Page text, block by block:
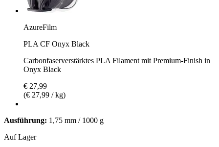
AzureFilm
PLA CF Onyx Black
Carbonfaserverstärktes PLA Filament mit Premium-Finish in
Onyx Black
€ 27,99
(€ 27,99 / kg)
Ausführung: 1,75 mm / 1000 g
Auf Lager